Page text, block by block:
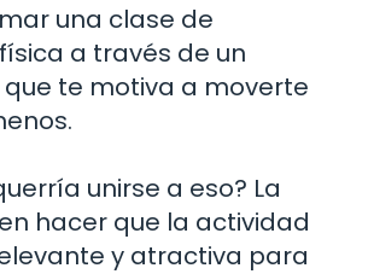
una clase de
a través de un
te motiva a moverte
unirse a eso? La
hacer que la actividad
y atractiva para